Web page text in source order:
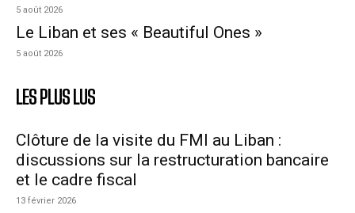
5 août 2026
Le Liban et ses « Beautiful Ones »
5 août 2026
LES PLUS LUS
Clôture de la visite du FMI au Liban :
discussions sur la restructuration bancaire
et le cadre fiscal
13 février 2026